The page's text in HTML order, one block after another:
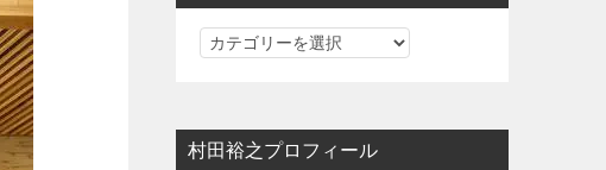
カ
リ
ー
村田裕之プロフィール